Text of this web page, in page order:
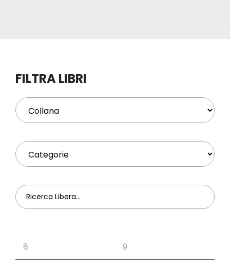
Profilo
FILTRA LIBRI